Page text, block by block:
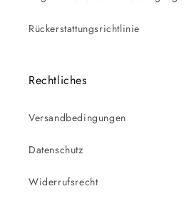
Rückerstattungsrichtlinie
Rechtliches
Versandbedingungen
Datenschutz
Widerrufsrecht